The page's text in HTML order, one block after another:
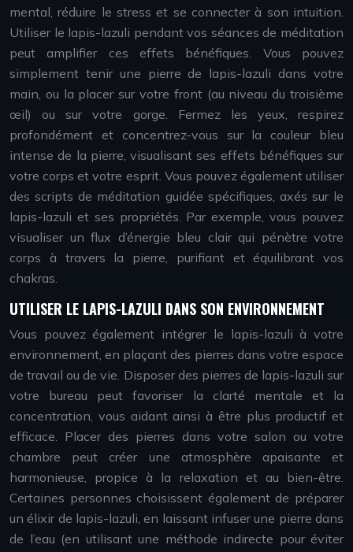
mental, réduire le stress et se connecter à son intuition.
Utiliser le lapis-lazuli pendant vos séances de méditation
peut amplifier ces effets bénéfiques. Vous pouvez
simplement tenir une pierre de lapis-lazuli dans votre
main, ou la placer sur votre front (au niveau du troisième
œil) ou sur votre gorge. Fermez les yeux, respirez
profondément et concentrez-vous sur la couleur bleu
intense de la pierre, visualisant ses effets bénéfiques sur
votre corps et votre esprit. Vous pouvez également utiliser
des scripts de méditation guidée spécifiques, axés sur le
lapis-lazuli et ses propriétés. Par exemple, vous pouvez
visualiser un flux d’énergie bleu clair qui pénètre votre
corps à travers la pierre, purifiant et équilibrant vos
chakras.
UTILISER LE LAPIS-LAZULI DANS SON ENVIRONNEMENT
Vous pouvez également intégrer le lapis-lazuli à votre
environnement, en plaçant des pierres dans votre espace
de travail ou de vie. Disposer des pierres de lapis-lazuli sur
votre bureau peut favoriser la clarté mentale et la
concentration, vous aidant ainsi à être plus productif et
efficace. Placer des pierres dans votre salon ou votre
chambre peut créer une atmosphère apaisante et
harmonieuse, propice à la relaxation et au bien-être.
Certaines personnes choisissent également de préparer
un élixir de lapis-lazuli, en laissant infuser une pierre dans
de l’eau (en utilisant une méthode indirecte pour éviter